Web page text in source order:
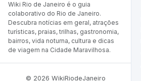
Wiki Rio de Janeiro é o guia
colaborativo do Rio de Janeiro.
Descubra notícias em geral, atrações
turísticas, praias, trilhas, gastronomia,
bairros, vida noturna, cultura e dicas
de viagem na Cidade Maravilhosa.
© 2026 WikiRiodeJaneiro